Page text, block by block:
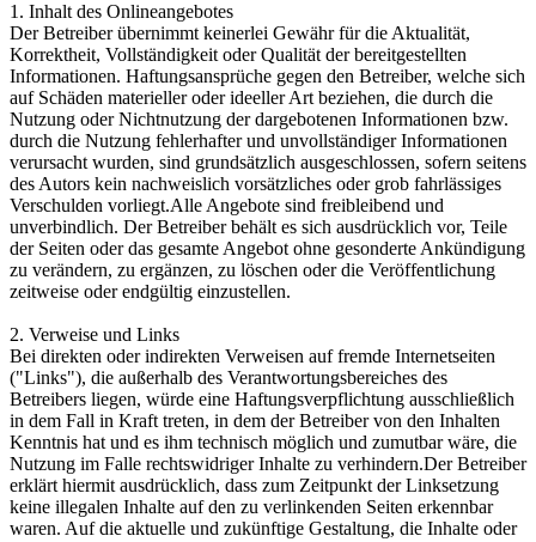
1. Inhalt des Onlineangebotes
Der Betreiber übernimmt keinerlei Gewähr für die Aktualität,
Korrektheit, Vollständigkeit oder Qualität der bereitgestellten
Informationen. Haftungsansprüche gegen den Betreiber, welche sich
auf Schäden materieller oder ideeller Art beziehen, die durch die
Nutzung oder Nichtnutzung der dargebotenen Informationen bzw.
durch die Nutzung fehlerhafter und unvollständiger Informationen
verursacht wurden, sind grundsätzlich ausgeschlossen, sofern seitens
des Autors kein nachweislich vorsätzliches oder grob fahrlässiges
Verschulden vorliegt.Alle Angebote sind freibleibend und
unverbindlich. Der Betreiber behält es sich ausdrücklich vor, Teile
der Seiten oder das gesamte Angebot ohne gesonderte Ankündigung
zu verändern, zu ergänzen, zu löschen oder die Veröffentlichung
zeitweise oder endgültig einzustellen.
2. Verweise und Links
Bei direkten oder indirekten Verweisen auf fremde Internetseiten
("Links"), die außerhalb des Verantwortungsbereiches des
Betreibers liegen, würde eine Haftungsverpflichtung ausschließlich
in dem Fall in Kraft treten, in dem der Betreiber von den Inhalten
Kenntnis hat und es ihm technisch möglich und zumutbar wäre, die
Nutzung im Falle rechtswidriger Inhalte zu verhindern.Der Betreiber
erklärt hiermit ausdrücklich, dass zum Zeitpunkt der Linksetzung
keine illegalen Inhalte auf den zu verlinkenden Seiten erkennbar
waren. Auf die aktuelle und zukünftige Gestaltung, die Inhalte oder